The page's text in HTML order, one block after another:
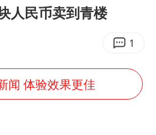
律师称“梅姨”若满75岁或不适用死刑
人民币卖到青楼
1
闻 体验效果更佳